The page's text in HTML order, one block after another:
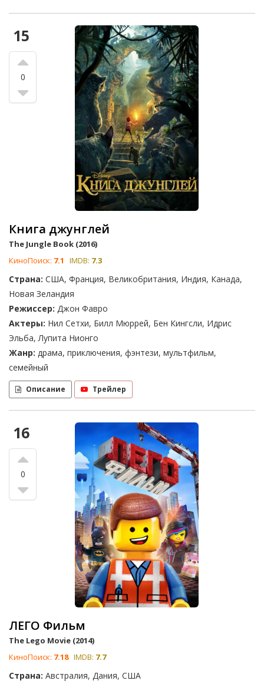
15
0
Книга джунглей
The Jungle Book (2016)
КиноПоиск: 7.1 IMDB: 7.3
Страна: США, Франция, Великобритания, Индия, Канада,
Новая Зеландия
Режиссер: Джон Фавро
Актеры: Нил Сетхи, Билл Мюррей, Бен Кингсли, Идрис
Эльба, Лупита Нионго
Жанр: драма, приключения, фэнтези, мультфильм,
семейный
Описание Трейлер
16
0
ЛЕГО Фильм
The Lego Movie (2014)
КиноПоиск: 7.18 IMDB: 7.7
Страна: Австралия, Дания, США